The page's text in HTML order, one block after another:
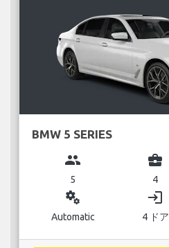
BMW 5 SERIES
group
5
business_center
4
miscellaneous_services
Automatic
login
4 ドア